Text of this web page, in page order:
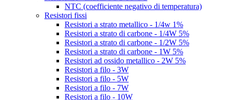
NTC (coefficiente negativo di temperatura)
Resistori fissi
Resistori a strato metallico - 1/4w 1%
Resistori a strato di carbone - 1/4W 5%
Resistori a strato di carbone - 1/2W 5%
Resistori a strato di carbone - 1W 5%
Resistori ad ossido metallico - 2W 5%
Resistori a filo - 3W
Resistori a filo - 5W
Resistori a filo - 7W
Resistori a filo - 10W